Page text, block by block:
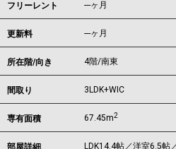
フリーレント ---ヶ月
更新料 ---ヶ月
所在階/向き 4階/南東
間取り 3LDK+WIC
専有面積 67.45m2
LDK14.4帖／洋室6.5帖